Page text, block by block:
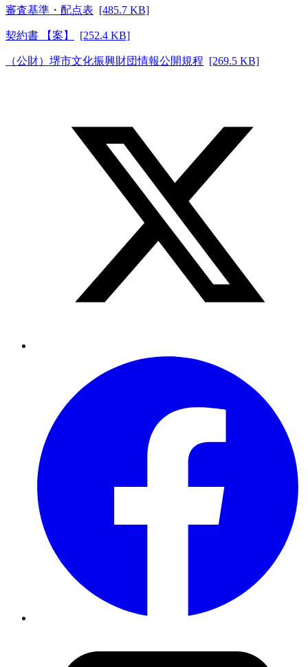
審査基準・配点表 [485.7 KB]
契約書 【案】 [252.4 KB]
（公財）堺市文化振興財団情報公開規程 [269.5 KB]